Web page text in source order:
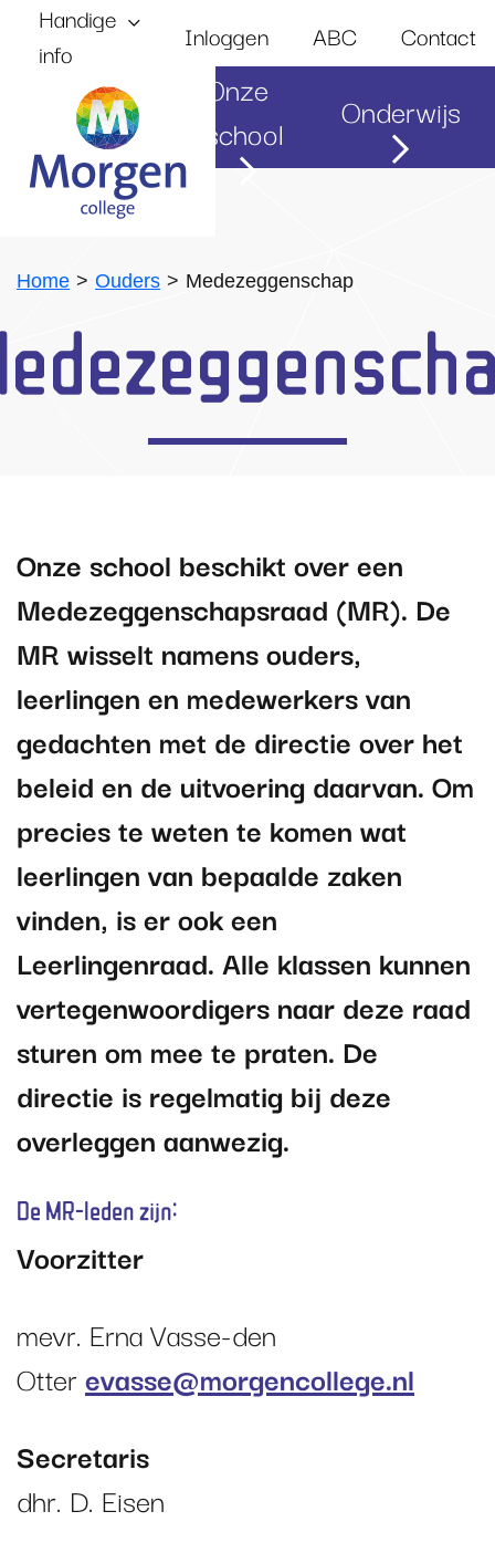
Handige
info
Inloggen ABC Contact
Home
Onze
school
Onderwijs
Home Ouders Medezeggenschap
Onze school beschikt over een
Medezeggenschapsraad (MR). De
MR wisselt namens ouders,
leerlingen en medewerkers van
gedachten met de directie over het
beleid en de uitvoering daarvan. Om
precies te weten te komen wat
leerlingen van bepaalde zaken
vinden, is er ook een
Leerlingenraad. Alle klassen kunnen
vertegenwoordigers naar deze raad
sturen om mee te praten. De
directie is regelmatig bij deze
overleggen aanwezig.
De MR-leden zijn:
Voorzitter
mevr. Erna Vasse-den
Otterevasse@morgencollege.nl
Secretaris
dhr. D. Eisen